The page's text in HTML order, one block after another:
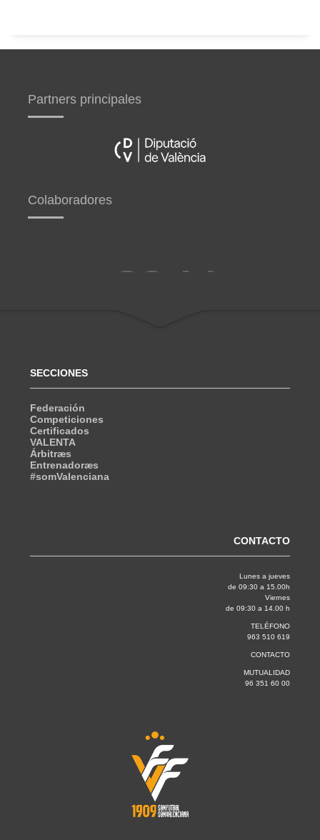
Partners principales
Colaboradores
SECCIONES
Federación
Competiciones
Certificados
VALENTA
Árbitræs
Entrenadoræs
#somValenciana
CONTACTO
Lunes a jueves
de 09:30 a 15.00h
Viernes
de 09:30 a 14.00 h
TELÉFONO
963 510 619
CONTACTO
MUTUALIDAD
96 351 60 00